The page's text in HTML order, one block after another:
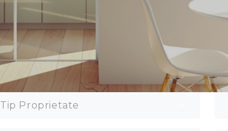
Tip Proprietate